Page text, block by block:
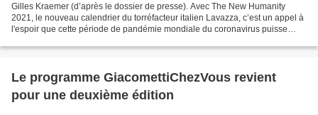
Gilles Kraemer (d’après le dossier de presse). Avec The New Humanity
2021, le nouveau calendrier du torréfacteur italien Lavazza, c’est un appel à
l'espoir que cette période de pandémie mondiale du coronavirus puisse
Le programme GiacomettiChezVous revient
pour une deuxième édition